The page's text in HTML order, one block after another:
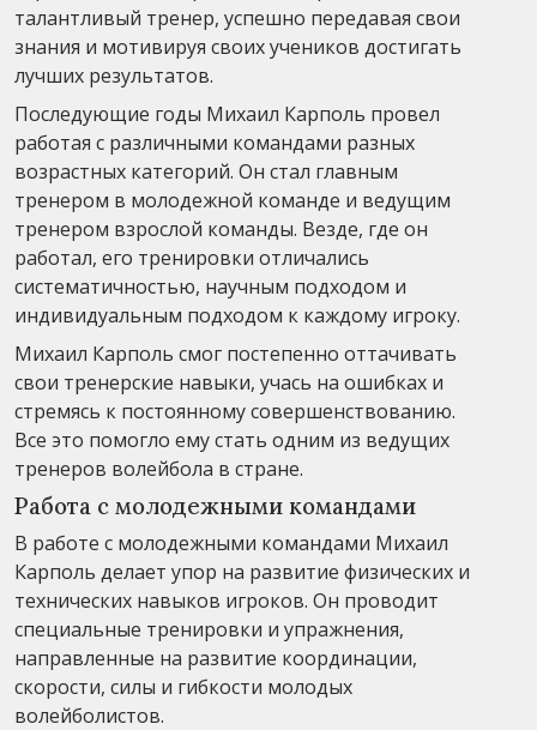
талантливый тренер, успешно передавая свои
знания и мотивируя своих учеников достигать
лучших результатов.
Последующие годы Михаил Карполь провел
работая с различными командами разных
возрастных категорий. Он стал главным
тренером в молодежной команде и ведущим
тренером взрослой команды. Везде, где он
работал, его тренировки отличались
систематичностью, научным подходом и
индивидуальным подходом к каждому игроку.
Михаил Карполь смог постепенно оттачивать
свои тренерские навыки, учась на ошибках и
стремясь к постоянному совершенствованию.
Все это помогло ему стать одним из ведущих
тренеров волейбола в стране.
Работа с молодежными командами
В работе с молодежными командами Михаил
Карполь делает упор на развитие физических и
технических навыков игроков. Он проводит
специальные тренировки и упражнения,
направленные на развитие координации,
скорости, силы и гибкости молодых
волейболистов.